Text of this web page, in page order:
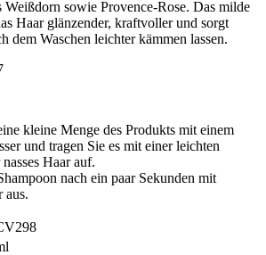
sowie Provence-Rose. Das milde
Haar glänzender, kraftvoller und sorgt
dem Waschen leichter kämmen lassen.
kleine Menge des Produkts mit einem
und tragen Sie es mit einer leichten
Haar auf.
nach ein paar Sekunden mit
aus.